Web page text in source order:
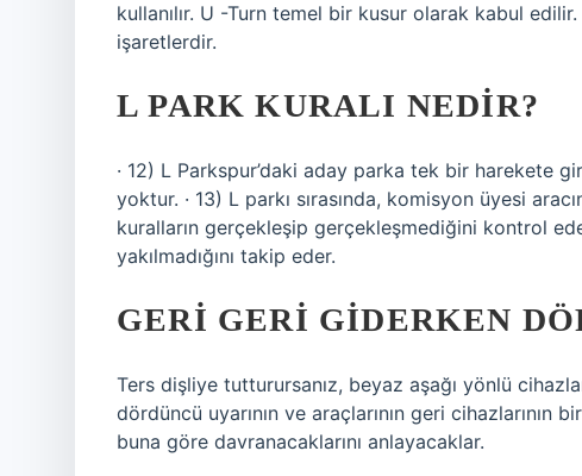
kullanılır. U -Turn temel bir kusur olarak kabul
işaretlerdir.
L PARK KURALI NEDIR?
· 12) L Parkspur’daki aday parka tek bir harekete
yoktur. · 13) L parkı sırasında, komisyon üyesi
kuralların gerçekleşip gerçekleşmediğini kontrol
yakılmadığını takip eder.
GERI GERI GIDERKEN
Ters dişliye tutturursanız, beyaz aşağı yönlü
dördüncü uyarının ve araçlarının geri cihazlarının
buna göre davranacaklarını anlayacaklar.